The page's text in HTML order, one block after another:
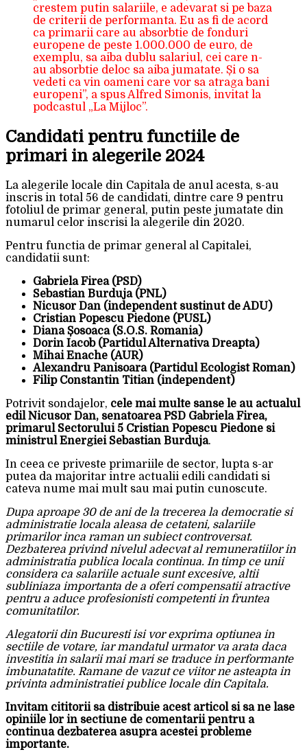
crestem putin salariile, e adevarat si pe baza
de criterii de performanta. Eu as fi de acord
ca primarii care au absorbtie de fonduri
europene de peste 1.000.000 de euro, de
exemplu, sa aiba dublu salariul, cei care n-
au absorbtie deloc sa aiba jumatate. Și o sa
vedeti ca vin oameni care vor sa atraga bani
europeni”, a spus Alfred Simonis, invitat la
podcastul „La Mijloc”.
Candidati pentru functiile de
primari in alegerile 2024
La alegerile locale din Capitala de anul acesta, s-au
inscris in total 56 de candidati, dintre care 9 pentru
fotoliul de primar general, putin peste jumatate din
numarul celor inscrisi la alegerile din 2020.
Pentru functia de primar general al Capitalei,
candidatii sunt:
Gabriela Firea (PSD)
Sebastian Burduja (PNL)
Nicusor Dan (independent sustinut de ADU)
Cristian Popescu Piedone (PUSL)
Diana Șosoaca (S.O.S. Romania)
Dorin Iacob (Partidul Alternativa Dreapta)
Mihai Enache (AUR)
Alexandru Panisoara (Partidul Ecologist Roman)
Filip Constantin Titian (independent)
Potrivit sondajelor, cele mai multe sanse le au actualul
edil Nicusor Dan, senatoarea PSD Gabriela Firea,
primarul Sectorului 5 Cristian Popescu Piedone si
ministrul Energiei Sebastian Burduja.
In ceea ce priveste primariile de sector, lupta s-ar
putea da majoritar intre actualii edili candidati si
cateva nume mai mult sau mai putin cunoscute.
Dupa aproape 30 de ani de la trecerea la democratie si
administratie locala aleasa de cetateni, salariile
primarilor inca raman un subiect controversat.
Dezbaterea privind nivelul adecvat al remuneratiilor in
administratia publica locala continua. In timp ce unii
considera ca salariile actuale sunt excesive, altii
subliniaza importanta de a oferi compensatii atractive
pentru a aduce profesionisti competenti in fruntea
comunitatilor.
Alegatorii din Bucuresti isi vor exprima optiunea in
sectiile de votare, iar mandatul urmator va arata daca
investitia in salarii mai mari se traduce in performante
imbunatatite. Ramane de vazut ce viitor ne asteapta in
privinta administratiei publice locale din Capitala.
Invitam cititorii sa distribuie acest articol si sa ne lase
opiniile lor in sectiune de comentarii pentru a
continua dezbaterea asupra acestei probleme
importante.